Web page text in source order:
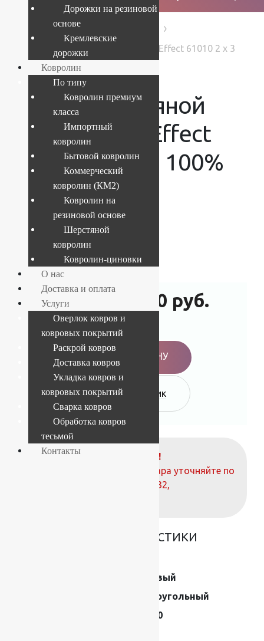
› Products ›
Ковер шерстяной Прямой 364 Effect 61010 2 x 3
м, 100% шерсть
Ковер шерстяной
Прямой 364 Effect
61010 2 x 3 м, 100%
шерсть
Текущий размер:
Артикул:
364-61010-2x3
71 500 66 000 руб.
-8%
В КОРЗИНУ
Купить в 1 клик
ВНИМАНИЕ!
О наличие и стоимости товара уточняйте по
+7 (812) 377-09-32,
ОСНОВНЫЕ ХАРАКТЕРИСТИКИ
Бежевый
Прямоугольный
520000
Дорожки на резиновой
основе
Кремлевские
дорожки
Ковролин
По типу
Ковролин премиум
класса
Импортный
ковролин
Бытовой ковролин
Коммерческий
ковролин (КМ2)
Ковролин на
резиновой основе
Шерстяной
ковролин
Ковролин-циновки
О нас
Доставка и оплата
Услуги
Оверлок ковров и
ковровых покрытий
Раскрой ковров
Доставка ковров
Укладка ковров и
ковровых покрытий
Сварка ковров
Обработка ковров
тесьмой
Контакты